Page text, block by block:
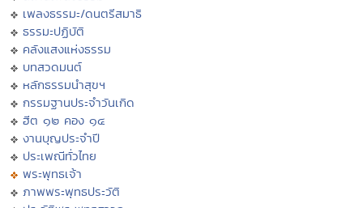
เพลงธรรมะ/ดนตรีสมาธิ
ธรรมะปฏิบัติ
คลังแสงแห่งธรรม
บทสวดมนต์
หลักธรรมนำสุขฯ
กรรมฐานประจำวันเกิด
ฮีต ๑๒ คอง ๑๔
งานบุญประจำปี
ประเพณีทั่วไทย
พระพุทธเจ้า
ภาพพระพุทธประวัติ